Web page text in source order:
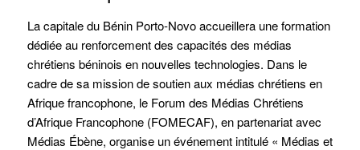
La capitale du Bénin Porto-Novo accueillera une formation
dédiée au renforcement des capacités des médias
chrétiens béninois en nouvelles technologies. Dans le
cadre de sa mission de soutien aux médias chrétiens en
Afrique francophone, le Forum des Médias Chrétiens
d’Afrique Francophone (FOMECAF), en partenariat avec
Médias Ébène, organise un événement intitulé « Médias et